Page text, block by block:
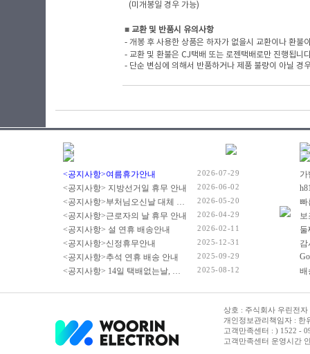
(미개봉일 경우 가능)
■ ​ 교환 및 반품시 유의사항
- 개봉 후 사용한 상품은 하자가 없을시 교환이나 환불
- 교환 및 환불은 CJ택배 또는 로젠택배로만 진행됩니
- 단순 변심에 의해서 반품하거나 제품 불량이 아닐 경
<공지사항>여름휴가안내 2026-07-29
<공지사항> 지방선거일 휴무 안내 2026-06-02
<공지사항>부처님오신날 대체 휴무 안내 2026-05-20
<공지사항>근로자의 날 휴무 안내 2026-04-29
<공지사항> 설 연휴 배송안내 2026-02-11
<공지사항>신정휴무안내 2025-12-31
<공지사항>추석 연휴 배송 안내 2025-09-29
<공지사항> 14일 택배없는날, 광복절 휴무 배송 안내 2025-08-12
빠
감
상호 : 주식회사 우린전
개인정보관리책임자 : 한
고객만족센터 : ) 1522 -
고객만족센터 운영시간